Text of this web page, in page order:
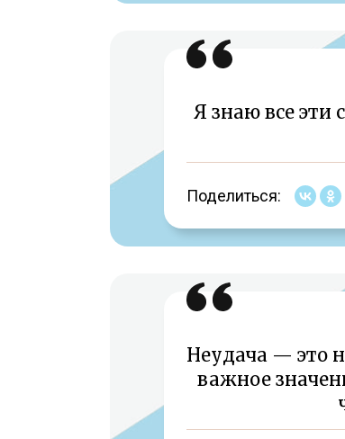
Я знаю все эти
Поделиться:
Неудача — это
важное